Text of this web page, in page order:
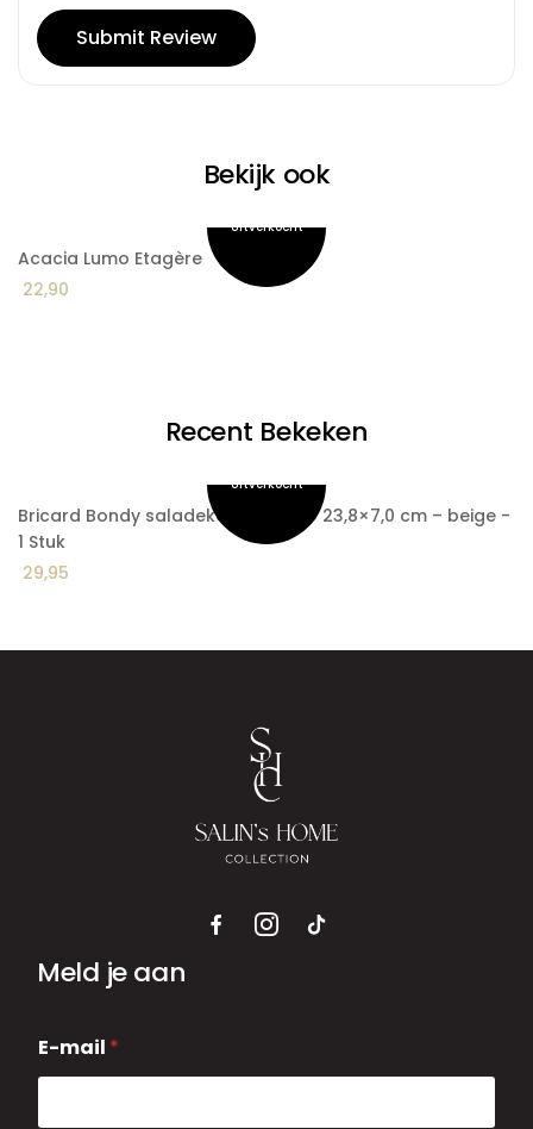
Bekijk ook
Acacia Lumo Etagère
22,90
Recent Bekeken
Bricard Bondy saladekom groot Ø 23,8×7,0 cm – beige -
1 Stuk
29,95
Meld je aan
-
m
i
E-mail *